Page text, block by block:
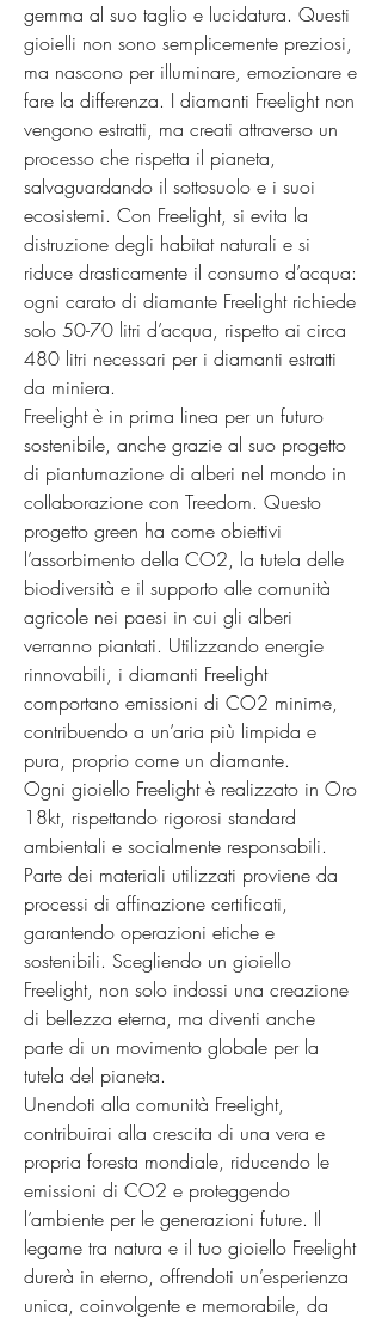
gemma al suo taglio e lucidatura. Questi
gioielli non sono semplicemente preziosi,
ma nascono per illuminare, emozionare e
fare la differenza. I diamanti Freelight non
vengono estratti, ma creati attraverso un
processo che rispetta il pianeta,
salvaguardando il sottosuolo e i suoi
ecosistemi. Con Freelight, si evita la
distruzione degli habitat naturali e si
riduce drasticamente il consumo d’acqua:
ogni carato di diamante Freelight richiede
solo 50-70 litri d’acqua, rispetto ai circa
480 litri necessari per i diamanti estratti
da miniera.
Freelight è in prima linea per un futuro
sostenibile, anche grazie al suo progetto
di piantumazione di alberi nel mondo in
collaborazione con Treedom. Questo
progetto green ha come obiettivi
l’assorbimento della CO2, la tutela delle
biodiversità e il supporto alle comunità
agricole nei paesi in cui gli alberi
verranno piantati. Utilizzando energie
rinnovabili, i diamanti Freelight
comportano emissioni di CO2 minime,
contribuendo a un’aria più limpida e
pura, proprio come un diamante.
Ogni gioiello Freelight è realizzato in Oro
18kt, rispettando rigorosi standard
ambientali e socialmente responsabili.
Parte dei materiali utilizzati proviene da
processi di affinazione certificati,
garantendo operazioni etiche e
sostenibili. Scegliendo un gioiello
Freelight, non solo indossi una creazione
di bellezza eterna, ma diventi anche
parte di un movimento globale per la
tutela del pianeta.
Unendoti alla comunità Freelight,
contribuirai alla crescita di una vera e
propria foresta mondiale, riducendo le
emissioni di CO2 e proteggendo
l’ambiente per le generazioni future. Il
legame tra natura e il tuo gioiello Freelight
durerà in eterno, offrendoti un’esperienza
unica, coinvolgente e memorabile, da